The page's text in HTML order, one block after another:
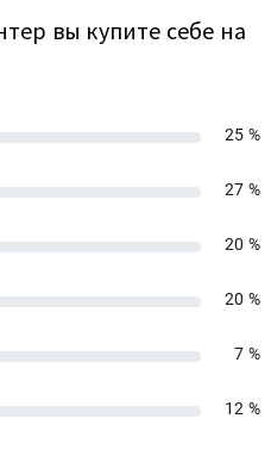
вы купите себе на
25 %
27 %
20 %
20 %
7 %
12 %